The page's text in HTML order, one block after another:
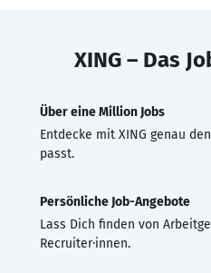
XING – Das
Über eine Million Jobs
Entdecke mit XING genau
passt.
Persönliche Job-Angebote
Lass Dich finden von
Recruiter·innen.